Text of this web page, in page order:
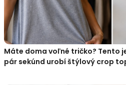
Máte doma voľné tričko? Tento
pár sekúnd urobí štýlový crop